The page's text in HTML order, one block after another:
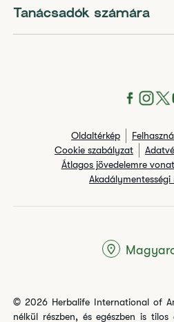
Tanácsadók számára
Oldaltérkép
Cookie szabályzat
Átlagos jövedelemre
© 2026 Herbalife International of
nélkül részben, és egészben is